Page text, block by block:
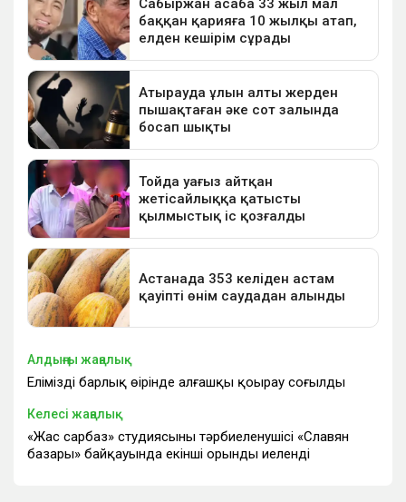
Алдыңғы жаңалық
Еліміздің барлық өңірінде алғашқы қоңырау соғылды
Келесі жаңалық
«Жас сарбаз» студиясының тәрбиеленушісі «Славян
базары» байқауында екінші орынды иеленді